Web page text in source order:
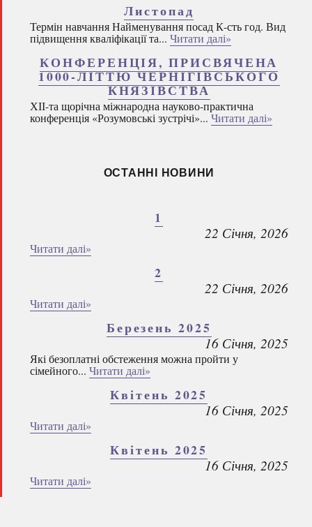
Листопад
Термін навчання Найменування посад К-сть год. Вид
підвищення кваліфікації та... Читати далі»
КОНФЕРЕНЦІЯ, ПРИСВЯЧЕНА
1000-ЛІТТЮ ЧЕРНІГІВСЬКОГО
КНЯЗІВСТВА
ХІІ-та щорічна міжнародна науково-практична
конференція «Розумовські зустрічі»... Читати далі»
ОСТАННІ НОВИНИ
1
22 Січня, 2026
Читати далі»
2
22 Січня, 2026
Читати далі»
Березень 2025
16 Січня, 2025
Які безоплатні обстеження можна пройти у
сімейного... Читати далі»
Квітень 2025
16 Січня, 2025
Читати далі»
Квітень 2025
16 Січня, 2025
Читати далі»